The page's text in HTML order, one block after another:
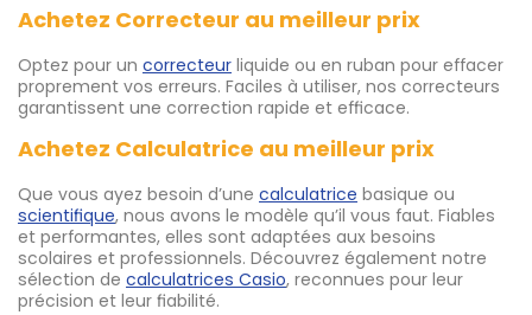
Achetez Correcteur au meilleur prix
Optez pour un correcteur liquide ou en ruban pour effacer
proprement vos erreurs. Faciles à utiliser, nos correcteurs
garantissent une correction rapide et efficace.
Achetez Calculatrice au meilleur prix
Que vous ayez besoin d’une calculatrice basique ou
scientifique, nous avons le modèle qu’il vous faut. Fiables
et performantes, elles sont adaptées aux besoins
scolaires et professionnels. Découvrez également notre
sélection de calculatrices Casio, reconnues pour leur
précision et leur fiabilité.